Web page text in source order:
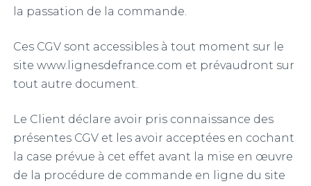
la passation de la commande.
Ces CGV sont accessibles à tout moment sur le
site www.lignesdefrance.com et prévaudront sur
tout autre document.
Le Client déclare avoir pris connaissance des
présentes CGV et les avoir acceptées en cochant
la case prévue à cet effet avant la mise en œuvre
de la procédure de commande en ligne du site